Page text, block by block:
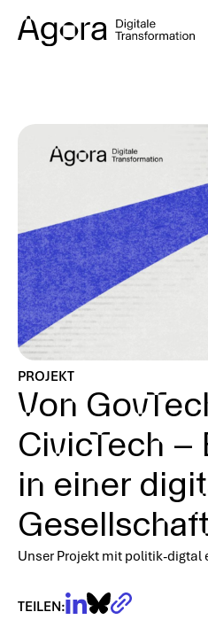
PROJEKT
Von
CivicTech
in einer
Gesellschaft
Unser Projekt mit politik-digtal
TEILEN:
Hiermit bestätige ich,
Agora Digitale